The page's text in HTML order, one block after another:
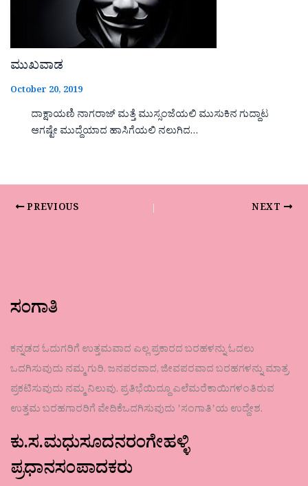
ಮುಖವಾಡ
October 20, 2019
ದಾಕ್ಷಾಯಣಿ ನಾಗರಾಜ್ ಮತ್ತೆ ಮುಸ್ಸಂಜೆಯಲಿ ಮುಸುಕಿನ ಗುದ್ದಾಟ
ಆಗಷ್ಟೇ ಮುದ್ದೆಯಾದ ಹಾಸಿಗೆಯಲಿ ನಲುಗಿದ…
PREVIOUS NEXT
ಸಂಗಾತಿ
ಕನ್ನಡದ ಓದುಗರಿಗೆ ಉತ್ತಮವಾದ ಎಲ್ಲ ಪ್ರಕಾರದ ಬರಹಳನ್ನು ಓದಲು
ಒದಗಿಸುವುದು ನಮ್ಮ ಗುರಿ. ಜನಪರವಾದ, ಜೀವಪರವಾದ ಬರಹಗಳನ್ನು ಮಾತ್ರ
ಪ್ರಕಟಿಸುವುದು ನಮ್ಮ ನಿಲುವು. ಪ್ರತಿಭೆಯಿದ್ದೂ ಎಲೆಮರೆಕಾಯಿಗಳಂತಿರುವ
ಉತ್ತಮ ಬರಹಗಾರರಿಗೆ ವೇದಿಕೆಒದಗಿಸುವುದು ʼಸಂಗಾತಿʼಯ ಉದ್ದೇಶ.
ಕು.ಸ.ಮಧುಸೂದನರಂಗೇಹಳ್ಳಿ
ಪ್ರಧಾನಸಂಪಾದಕರು